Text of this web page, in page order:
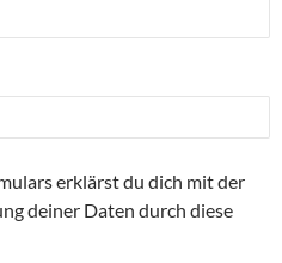
erklärst du dich mit der
deiner Daten durch diese